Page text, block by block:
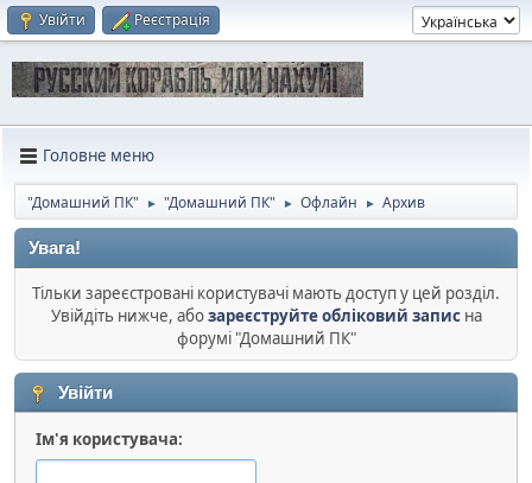
Увійти Реєстрація
Головне меню
"Домашний ПК" ► "Домашний ПК" ► Офлайн ► Архив
Увага!
Тільки зареєстровані користувачі мають доступ у цей розділ.
Увійдіть нижче, абозареєструйте обліковий записна
форумі "Домашний ПК"
Увійти
Ім'я користувача: